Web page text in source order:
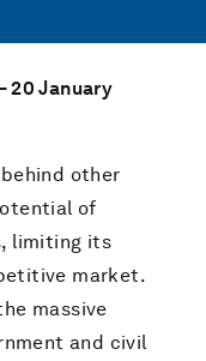
20 January
other
of
limiting its
market.
massive
and civil